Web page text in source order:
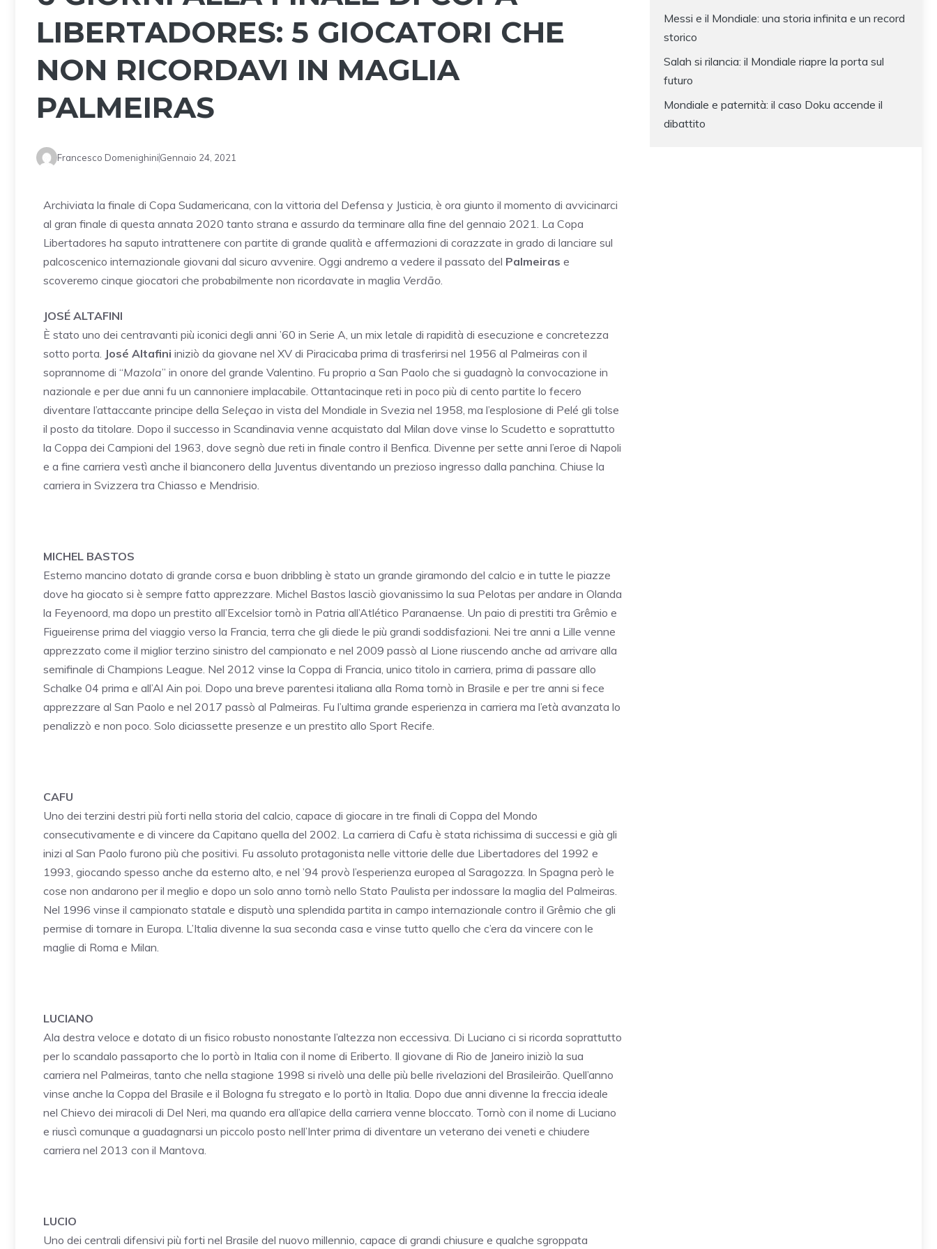
LIBERTADORES: 5 GIOCATORI CHE
NON RICORDAVI IN MAGLIA
PALMEIRAS
Francesco DomenighiniGennaio 24, 2021
Archiviata la finale di Copa Sudamericana, con la vittoria del Defensa y Justicia, è ora giunto il momento di avvicinarci
al gran finale di questa annata 2020 tanto strana e assurdo da terminare alla fine del gennaio 2021. La Copa
Libertadores ha saputo intrattenere con partite di grande qualità e affermazioni di corazzate in grado di lanciare sul
palcoscenico internazionale giovani dal sicuro avvenire. Oggi andremo a vedere il passato del Palmeiras e
scoveremo cinque giocatori che probabilmente non ricordavate in maglia Verdão.
JOSÉ ALTAFINI
È stato uno dei centravanti più iconici degli anni ’60 in Serie A, un mix letale di rapidità di esecuzione e concretezza
sotto porta. José Altafini iniziò da giovane nel XV di Piracicaba prima di trasferirsi nel 1956 al Palmeiras con il
soprannome di “Mazola” in onore del grande Valentino. Fu proprio a San Paolo che si guadagnò la convocazione in
nazionale e per due anni fu un cannoniere implacabile. Ottantacinque reti in poco più di cento partite lo fecero
diventare l’attaccante principe della Seleçao in vista del Mondiale in Svezia nel 1958, ma l’esplosione di Pelé gli tolse
il posto da titolare. Dopo il successo in Scandinavia venne acquistato dal Milan dove vinse lo Scudetto e soprattutto
la Coppa dei Campioni del 1963, dove segnò due reti in finale contro il Benfica. Divenne per sette anni l’eroe di Napoli
e a fine carriera vestì anche il bianconero della Juventus diventando un prezioso ingresso dalla panchina. Chiuse la
carriera in Svizzera tra Chiasso e Mendrisio.
MICHEL BASTOS
Esterno mancino dotato di grande corsa e buon dribbling è stato un grande giramondo del calcio e in tutte le piazze
dove ha giocato si è sempre fatto apprezzare. Michel Bastos lasciò giovanissimo la sua Pelotas per andare in Olanda
la Feyenoord, ma dopo un prestito all’Excelsior tornò in Patria all’Atlético Paranaense. Un paio di prestiti tra Grêmio e
Figueirense prima del viaggio verso la Francia, terra che gli diede le più grandi soddisfazioni. Nei tre anni a Lille venne
apprezzato come il miglior terzino sinistro del campionato e nel 2009 passò al Lione riuscendo anche ad arrivare alla
semifinale di Champions League. Nel 2012 vinse la Coppa di Francia, unico titolo in carriera, prima di passare allo
Schalke 04 prima e all’Al Ain poi. Dopo una breve parentesi italiana alla Roma tornò in Brasile e per tre anni si fece
apprezzare al San Paolo e nel 2017 passò al Palmeiras. Fu l’ultima grande esperienza in carriera ma l’età avanzata lo
penalizzò e non poco. Solo diciassette presenze e un prestito allo Sport Recife.
CAFU
Uno dei terzini destri più forti nella storia del calcio, capace di giocare in tre finali di Coppa del Mondo
consecutivamente e di vincere da Capitano quella del 2002. La carriera di Cafu è stata richissima di successi e già gli
inizi al San Paolo furono più che positivi. Fu assoluto protagonista nelle vittorie delle due Libertadores del 1992 e
1993, giocando spesso anche da esterno alto, e nel ’94 provò l’esperienza europea al Saragozza. In Spagna però le
cose non andarono per il meglio e dopo un solo anno tornò nello Stato Paulista per indossare la maglia del Palmeiras.
Nel 1996 vinse il campionato statale e disputò una splendida partita in campo internazionale contro il Grêmio che gli
permise di tornare in Europa. L’Italia divenne la sua seconda casa e vinse tutto quello che c’era da vincere con le
maglie di Roma e Milan.
LUCIANO
Ala destra veloce e dotato di un fisico robusto nonostante l’altezza non eccessiva. Di Luciano ci si ricorda soprattutto
per lo scandalo passaporto che lo portò in Italia con il nome di Eriberto. Il giovane di Rio de Janeiro iniziò la sua
carriera nel Palmeiras, tanto che nella stagione 1998 si rivelò una delle più belle rivelazioni del Brasileirão. Quell’anno
vinse anche la Coppa del Brasile e il Bologna fu stregato e lo portò in Italia. Dopo due anni divenne la freccia ideale
nel Chievo dei miracoli di Del Neri, ma quando era all’apice della carriera venne bloccato. Tornò con il nome di Luciano
e riuscì comunque a guadagnarsi un piccolo posto nell’Inter prima di diventare un veterano dei veneti e chiudere
carriera nel 2013 con il Mantova.
LUCIO
Uno dei centrali difensivi più forti nel Brasile del nuovo millennio, capace di grandi chiusure e qualche sgroppata
Messi e il Mondiale: una storia infinita e un record
storico
Salah si rilancia: il Mondiale riapre la porta sul
futuro
Mondiale e paternità: il caso Doku accende il
dibattito